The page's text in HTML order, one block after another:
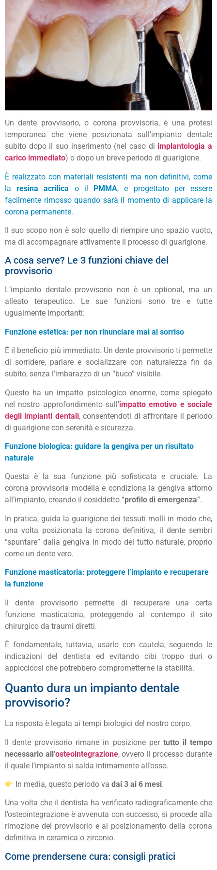
Un dente provvisorio, o corona provvisoria, è una protesi
temporanea che viene posizionata sull’impianto dentale
subito dopo il suo inserimento (nel caso di implantologia a
carico immediato) o dopo un breve periodo di guarigione.
È realizzato con materiali resistenti ma non definitivi, come
laresina acrilica o il PMMA, e progettato per essere
facilmente rimosso quando sarà il momento di applicare la
corona permanente.
Il suo scopo non è solo quello di riempire uno spazio vuoto,
ma di accompagnare attivamente il processo di guarigione.
A cosa serve? Le 3 funzioni chiave del
provvisorio
L’impianto dentale provvisorio non è un optional, ma un
alleato terapeutico. Le sue funzioni sono tre e tutte
ugualmente importanti:
Funzione estetica: per non rinunciare mai al sorriso
È il beneficio più immediato. Un dente provvisorio ti permette
di sorridere, parlare e socializzare con naturalezza fin da
subito, senza l’imbarazzo di un “buco” visibile.
Questo ha un impatto psicologico enorme, come spiegato
nel nostro approfondimento sull’impatto emotivo e sociale
degli impianti dentali, consentendoti di affrontare il periodo
di guarigione con serenità e sicurezza.
Funzione biologica: guidare la gengiva per un risultato
naturale
Questa è la sua funzione più sofisticata e cruciale. La
corona provvisoria modella e condiziona la gengiva attorno
all’impianto, creando il cosiddetto “profilo di emergenza“.
In pratica, guida la guarigione dei tessuti molli in modo che,
una volta posizionata la corona definitiva, il dente sembri
“spuntare” dalla gengiva in modo del tutto naturale, proprio
come un dente vero.
Funzione masticatoria: proteggere l’impianto e recuperare
la funzione
Il dente provvisorio permette di recuperare una certa
funzione masticatoria, proteggendo al contempo il sito
chirurgico da traumi diretti.
È fondamentale, tuttavia, usarlo con cautela, seguendo le
indicazioni del dentista ed evitando cibi troppo duri o
appiccicosi che potrebbero comprometterne la stabilità.
Quanto dura un impianto dentale
provvisorio?
La risposta è legata ai tempi biologici del nostro corpo.
Il dente provvisorio rimane in posizione per tutto il tempo
necessario all’osteointegrazione, ovvero il processo durante
il quale l’impianto si salda intimamente all’osso.
In media, questo periodo vadai 3 ai 6 mesi.
Una volta che il dentista ha verificato radiograficamente che
l’osteointegrazione è avvenuta con successo, si procede alla
rimozione del provvisorio e al posizionamento della corona
definitiva in ceramica o zirconio.
Come prendersene cura: consigli pratici